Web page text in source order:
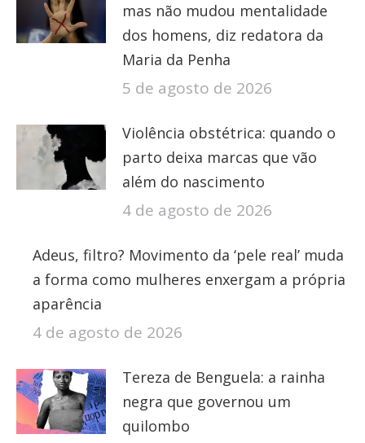
mas não mudou mentalidade
dos homens, diz redatora da
Maria da Penha
5 de agosto de 2026
Violência obstétrica: quando o
parto deixa marcas que vão
além do nascimento
4 de agosto de 2026
Adeus, filtro? Movimento da ‘pele real’ muda
a forma como mulheres enxergam a própria
aparência
4 de agosto de 2026
Tereza de Benguela: a rainha
negra que governou um
quilombo